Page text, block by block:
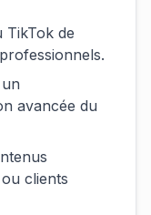
TikTok de
avancée du
clients